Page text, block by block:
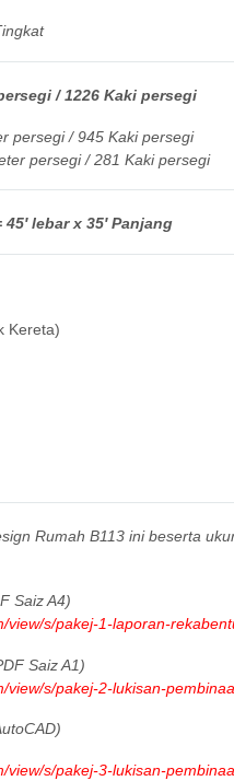
/ 1226 Kaki persegi
persegi / 945 Kaki persegi
persegi / 281 Kaki persegi
lebar x 35′ Panjang
Kereta)
Rumah B113 ini beserta
Saiz A4)
s/pakej-1-laporan-
Saiz A1)
s/pakej-2-lukisan-
s/pakej-3-lukisan-